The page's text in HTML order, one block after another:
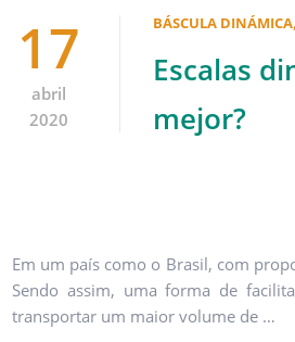
17
abril
2020
BÁSCULA DINÁMICA,
Escalas
mejor?
Em um país como o Brasil, com
Sendo assim, uma forma de
transportar um maior volume de …